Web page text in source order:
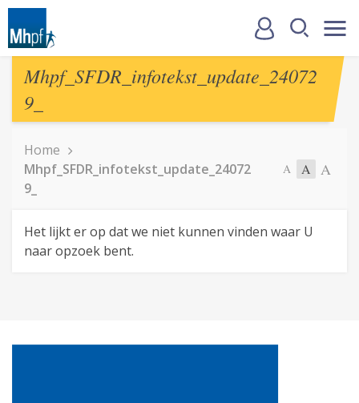
Mhpf_SFDR_infotekst_update_24072
9_
Home
Mhpf_SFDR_infotekst_update_24072
9_
A A A
Het lijkt er op dat we niet kunnen vinden waar U
naar opzoek bent.